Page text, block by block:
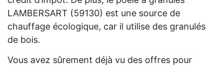
LAMBERSART (59130) est une source de
chauffage écologique, car il utilise des granulés
de bois.
Vous avez sûrement déjà vu des offres pour